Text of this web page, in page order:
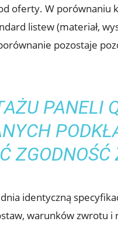
oferty. W porównaniu
listew (materiał,
pozostaje
PANELI
identyczną
warunków zwrotu